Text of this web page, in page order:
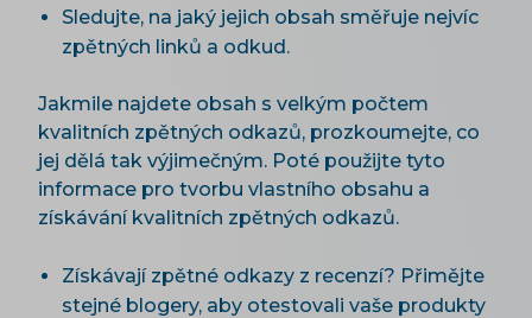
Sledujte, na jaký jejich obsah směřuje nejvíc
zpětných linků a odkud.
Jakmile najdete obsah s velkým počtem
kvalitních zpětných odkazů, prozkoumejte, co
jej dělá tak výjimečným. Poté použijte tyto
informace pro tvorbu vlastního obsahu a
získávání kvalitních zpětných odkazů.
Získávají zpětné odkazy z recenzí? Přimějte
stejné blogery, aby otestovali vaše produkty